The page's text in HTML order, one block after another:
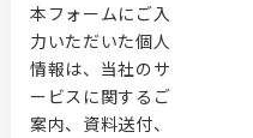
本フォームにご入
力いただいた個人
情報は、当社のサ
ービスに関するご
案内、資料送付、